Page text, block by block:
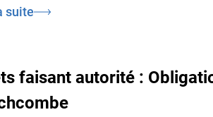
suite
faisant autorité :